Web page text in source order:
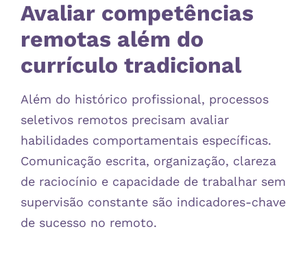
Avaliar competências
remotas além do
currículo tradicional
Além do histórico profissional, processos
seletivos remotos precisam avaliar
habilidades comportamentais específicas.
Comunicação escrita, organização, clareza
de raciocínio e capacidade de trabalhar sem
supervisão constante são indicadores-chave
de sucesso no remoto.